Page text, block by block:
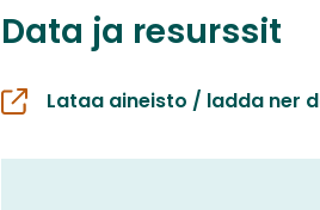
Data ja resurssit
Lataa aineisto / ladda ner